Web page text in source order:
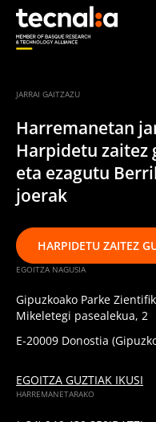
JARRAI GAITZAZU
Harremanetan
Harpidetu
eta ezagutu
joerak
HARPIDETU ZAITEZ
EGOITZA NAGUSIA
Gipuzkoako Parke
Mikeletegi pasealekua, 2
E-20009 Donostia
EGOITZA GUZTIAK IKUSI
HARREMANETARAKO